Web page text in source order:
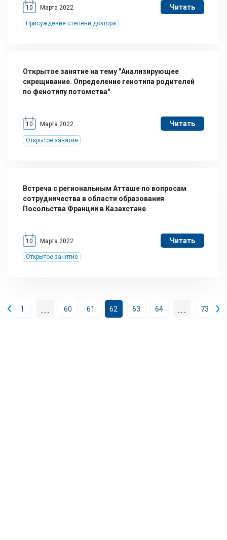
10 Марта 2022 Читать
Присуждение степени доктора
Открытое занятие на тему "Анализирующее
скрещивание. Определение генотипа родителей
по фенотипу потомства"
10 Марта 2022 Читать
Открытое занятие
Встреча с региональным Атташе по вопросам
сотрудничества в области образования
Посольства Франции в Казахстане
10 Марта 2022 Читать
Открытое занятие
1 ... 60 61 62 63 64 ... 73